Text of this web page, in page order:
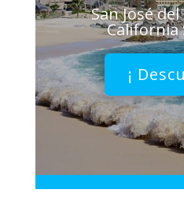
San José
California
¡